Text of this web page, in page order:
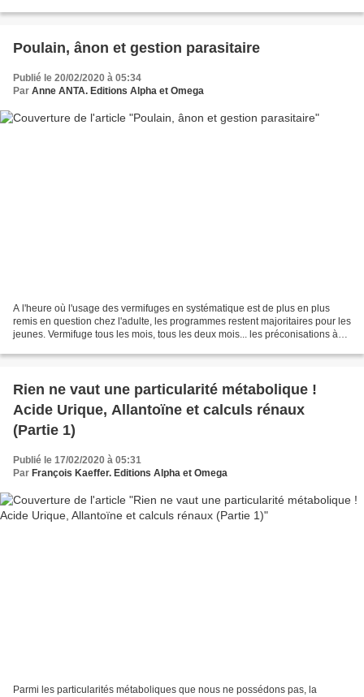
Poulain, ânon et gestion parasitaire
Publié le 20/02/2020 à 05:34
Par Anne ANTA. Editions Alpha et Omega
A l'heure où l'usage des vermifuges en systématique est de plus en plus
remis en question chez l'adulte, les programmes restent majoritaires pour les
jeunes. Vermifuge tous les mois, tous les deux mois... les préconisations à
Rien ne vaut une particularité métabolique !
Acide Urique, Allantoïne et calculs rénaux
(Partie 1)
Publié le 17/02/2020 à 05:31
Par François Kaeffer. Editions Alpha et Omega
Parmi les particularités métaboliques que nous ne possédons pas, la